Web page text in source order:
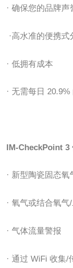
· 确保您的品牌声
·高水准的便携式
· 低拥有成本
· 无需每日
IM-CheckPoint 3
· 新型陶瓷固态氧
· 氧气或结合氧
· 气体流量警报
· 通过 WiFi 收集/